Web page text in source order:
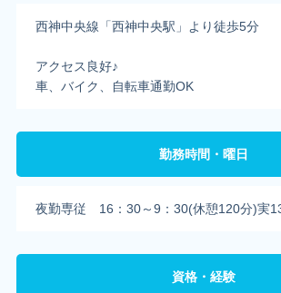
西神中央線「西神中央駅」より徒歩5分
アクセス良好♪
車、バイク、自転車通勤OK
勤務時間・曜日
夜勤専従 16：30～9：30(休憩120分)実
資格・経験